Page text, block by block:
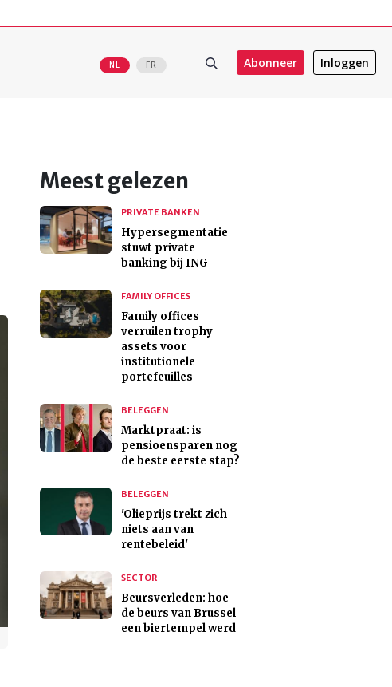
NL FR Abonneer Inloggen
Meest gelezen
PRIVATE BANKEN
Hypersegmentatie
stuwt private
banking bij ING
FAMILY OFFICES
Family offices
verruilen trophy
assets voor
institutionele
portefeuilles
BELEGGEN
Marktpraat: is
pensioensparen nog
de beste eerste stap?
BELEGGEN
'Olieprijs trekt zich
niets aan van
rentebeleid'
SECTOR
Beursverleden: hoe
de beurs van Brussel
een biertempel werd